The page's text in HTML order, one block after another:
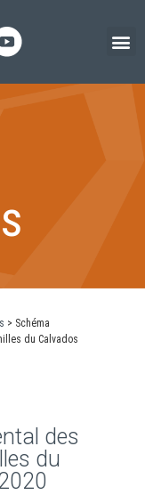
> Schéma
du Calvados
des
du